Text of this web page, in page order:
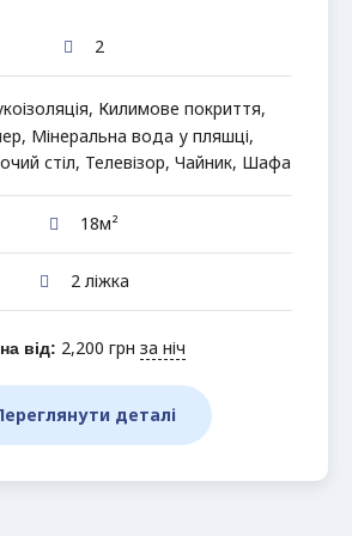
2
, Килимове покриття,
, Мінеральна вода у пляшці,
стіл, Телевізор, Чайник, Шафа
18м²
2 ліжка
від: 2,200 грн за ніч
деталі